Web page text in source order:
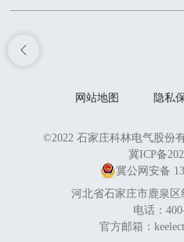
网站地图 隐私
©2022 石家庄科林电气股份
冀ICP备
冀公网安备
河北省石家庄市鹿泉
电话：
官方邮箱：